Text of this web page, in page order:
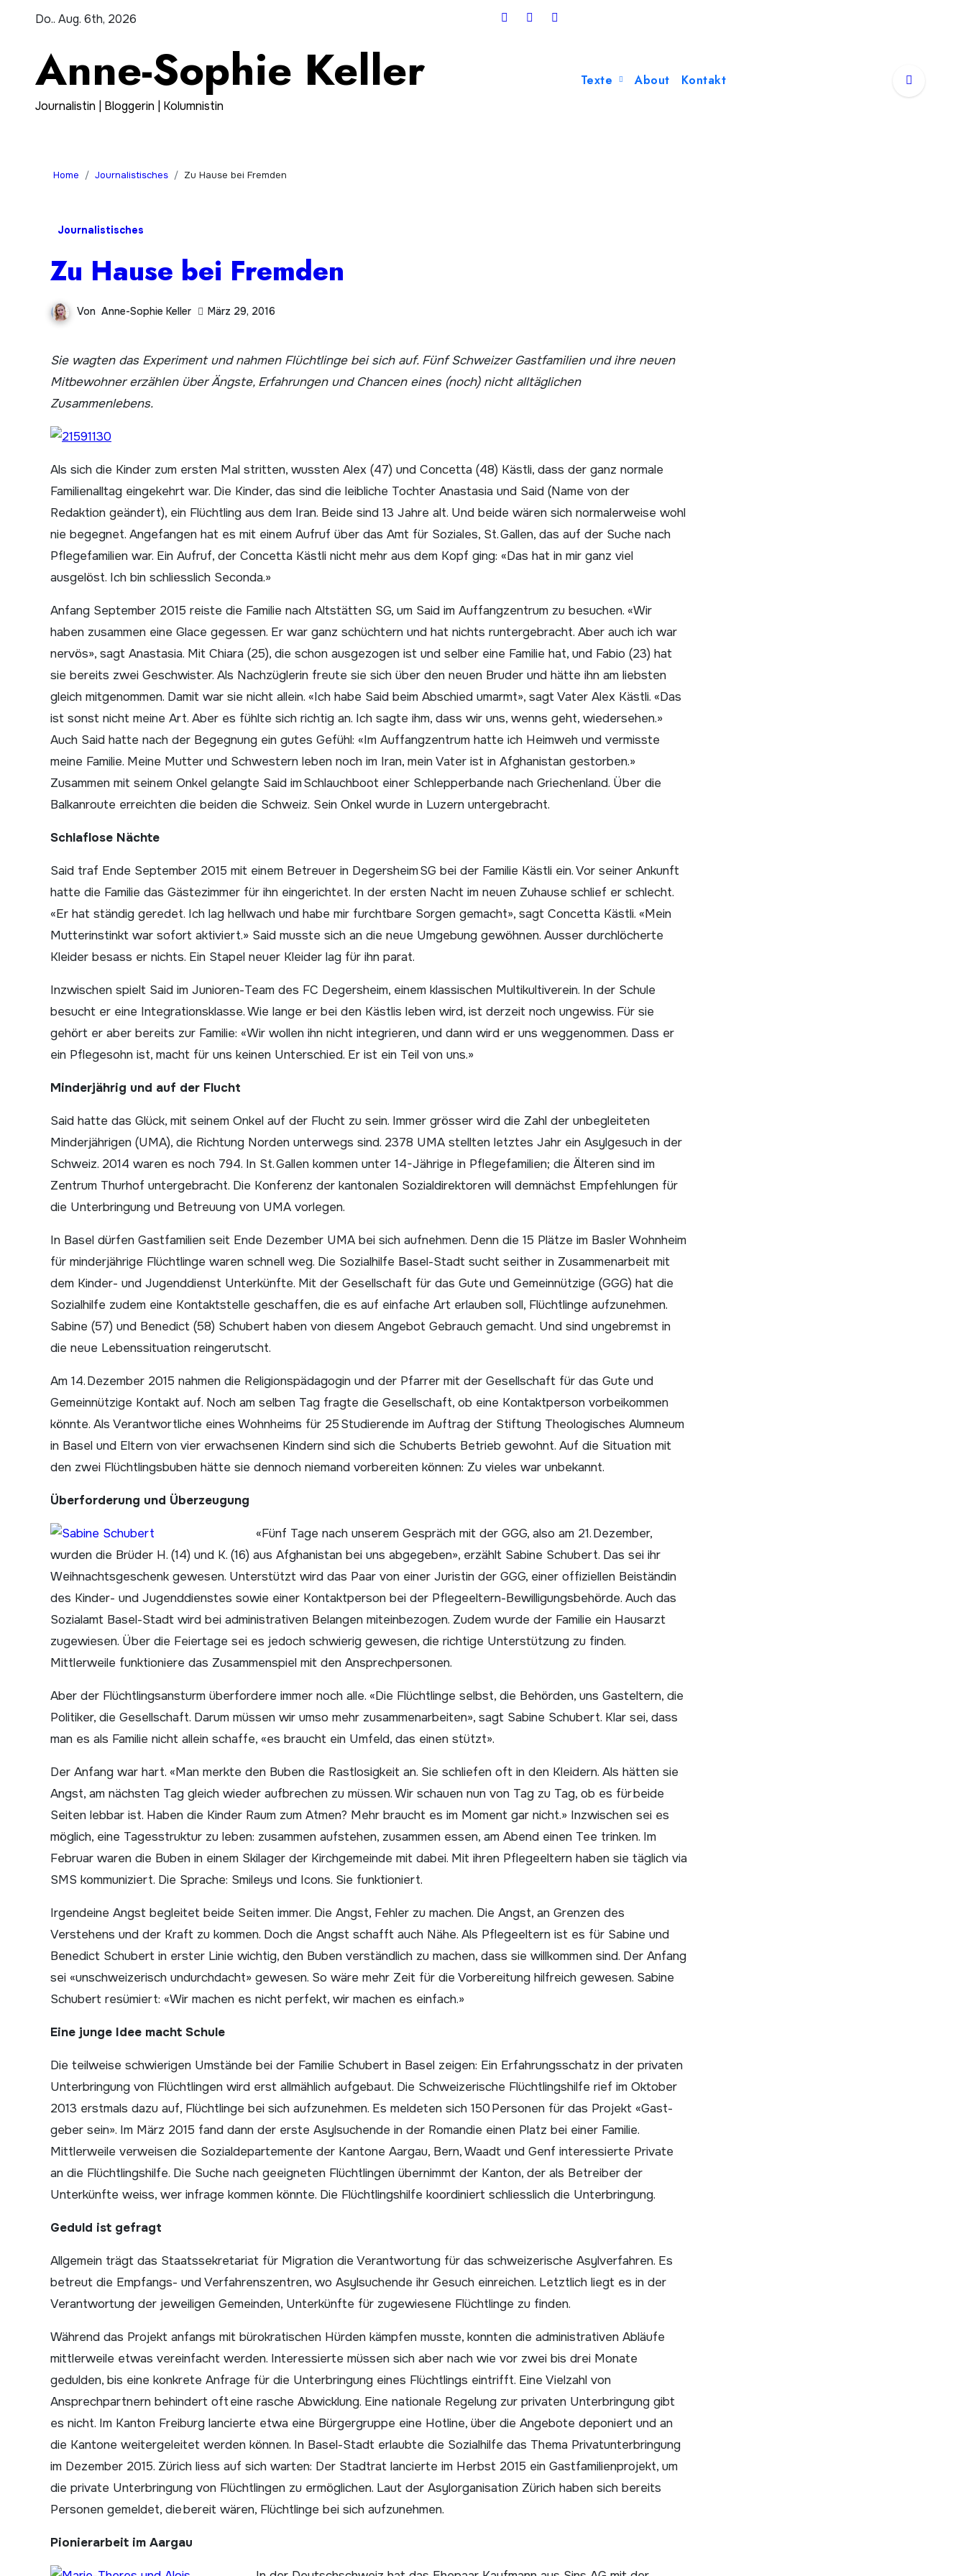
Do.. Aug. 6th, 2026
Anne-Sophie Keller
Journalistin | Bloggerin | Kolumnistin
Texte About Kontakt
Home Journalistisches Zu Hause bei Fremden
Journalistisches
Zu Hause bei Fremden
Von Anne-Sophie Keller März 29, 2016
Sie wagten das Experiment und nahmen Flüchtlinge bei sich auf. Fünf Schweizer Gastfamilien und ihre neuen
Mitbewohner erzählen über Ängste, Erfahrungen und Chancen eines (noch) nicht alltäglichen
Zusammenlebens.
Als sich die Kinder zum ersten Mal stritten, wussten Alex (47) und Concetta (48) Kästli, dass der ganz normale
Familienalltag eingekehrt war. Die Kinder, das sind die leibliche Tochter Anastasia und Said (Name von der
Redaktion geändert), ein Flüchtling aus dem Iran. Beide sind 13 Jahre alt. Und beide wären sich normalerweise wohl
nie begegnet. Angefangen hat es mit einem Aufruf über das Amt für Soziales, St. Gallen, das auf der Suche nach
Pflegefamilien war. Ein Aufruf, der Concetta Kästli nicht mehr aus dem Kopf ging: «Das hat in mir ganz viel
ausgelöst. Ich bin schliesslich Seconda.»
Anfang September 2015 reiste die Familie nach Altstätten SG, um Said im Auffangzentrum zu besuchen. «Wir
haben zusammen eine Glace gegessen. Er war ganz schüchtern und hat nichts runtergebracht. Aber auch ich war
nervös», sagt Anastasia. Mit Chiara (25), die schon ausgezogen ist und selber eine Familie hat, und Fabio (23) hat
sie bereits zwei Geschwister. Als Nachzüglerin freute sie sich über den neuen Bruder und hätte ihn am liebsten
gleich mitgenommen. Damit war sie nicht allein. «Ich habe Said beim Abschied umarmt», sagt Vater Alex Kästli. «Das
ist sonst nicht meine Art. Aber es fühlte sich richtig an. Ich sagte ihm, dass wir uns, wenns geht, wiedersehen.»
Auch Said hatte nach der Begegnung ein gutes Gefühl: «Im Auffangzentrum hatte ich Heimweh und vermisste
meine Familie. Meine Mutter und Schwestern leben noch im Iran, mein Vater ist in Afghanistan gestorben.»
Zusammen mit seinem Onkel gelangte Said im Schlauchboot einer Schlep­per­bande nach Griechenland. Über die
Balkanroute erreichten die beiden die Schweiz. Sein Onkel wurde in Luzern untergebracht.
Schlaflose Nächte
Said traf Ende September 2015 mit einem Betreuer in Degersheim SG bei der Familie Kästli ein. Vor seiner Ankunft
hatte die Familie das Gästezimmer für ihn eingerichtet. In der ersten Nacht im neuen Zuhause schlief er schlecht.
«Er hat ständig geredet. Ich lag hellwach und habe mir furchtbare Sorgen gemacht», sagt Concetta Kästli. «Mein
Mutterinstinkt war sofort aktiviert.» Said musste sich an die neue Umgebung gewöhnen. Ausser durchlöcherte
Kleider besass er nichts. Ein Stapel neuer Kleider lag für ihn parat.
Inzwischen spielt Said im Junioren-Team des FC Degersheim, einem klassischen Multikultiverein. In der Schule
besucht er eine Integrationsklasse. Wie lange er bei den Kästlis leben wird, ist derzeit noch ungewiss. Für sie
gehört er aber bereits zur Familie: «Wir wollen ihn nicht integrieren, und dann wird er uns weggenommen. Dass er
ein Pflegesohn ist, macht für uns keinen Unterschied. Er ist ein Teil von uns.»
Minderjährig und auf der Flucht
Said hatte das Glück, mit seinem Onkel auf der Flucht zu sein. Immer grösser wird die Zahl der unbegleiteten
Minderjährigen (UMA), die Richtung Norden unterwegs sind. 2378 UMA stellten letztes Jahr ein Asylgesuch in der
Schweiz. 2014 waren es noch 794. In St. Gallen kommen unter 14-Jäh­rige in Pflegefamilien; die Älteren sind im
Zentrum Thurhof untergebracht. Die Konferenz der kantonalen Sozialdirektoren will demnächst Empfehlungen für
die Unterbringung und Betreuung von UMA vorlegen.
In Basel dürfen Gastfamilien seit Ende Dezember UMA bei sich aufnehmen. Denn die 15 Plätze im Basler Wohnheim
für minderjährige Flüchtlinge waren schnell weg. Die Sozialhilfe Basel-Stadt sucht seither in Zusammenarbeit mit
dem Kinder- und Jugenddienst Unterkünfte. Mit der Gesellschaft für das Gute und Gemeinnützige (GGG) hat die
Sozialhilfe zudem eine Kontaktstelle geschaffen, die es auf einfache Art erlauben soll, Flüchtlinge aufzunehmen.
Sabine (57) und Benedict (58) Schubert haben von diesem Angebot Gebrauch gemacht. Und sind ungebremst in
die neue Lebenssituation reingerutscht.
Am 14. Dezember 2015 nahmen die Religionspädagogin und der Pfarrer mit der Gesellschaft für das Gute und
Gemeinnützige Kontakt auf. Noch am selben Tag fragte die Gesellschaft, ob eine Kontaktperson vorbeikommen
könnte. Als Verantwortliche eines Wohnheims für 25 Studierende im Auftrag der ­Stiftung Theologisches Alumneum
in ­Basel und Eltern von vier erwachsenen Kindern sind sich die Schuberts Betrieb gewohnt. Auf die Situation mit
den zwei Flüchtlingsbuben hätte sie dennoch niemand vorbereiten können: Zu vieles war unbekannt.
Überforderung und Überzeugung
«Fünf Tage nach unserem Gespräch mit der GGG, also am 21. Dezember,
wurden die Brüder H. (14) und K. (16) aus Afghanistan bei uns abgegeben», erzählt Sabine Schubert. Das sei ihr
Weihnachtsgeschenk gewesen. Unterstützt wird das Paar von einer Juristin der GGG, einer offiziellen Beiständin
des Kinder- und Jugenddienstes sowie einer Kontaktperson bei der Pflegeeltern-Bewilligungsbehörde. Auch das
Sozialamt Basel-Stadt wird bei administrativen Belangen miteinbezogen. Zudem wurde der Familie ein Hausarzt
zugewiesen. Über die Feiertage sei es jedoch schwierig gewesen, die richtige Unterstützung zu finden.
Mittlerweile funktioniere das Zusammenspiel mit den Ansprechpersonen.
Aber der Flüchtlingsansturm überfordere immer noch alle. «Die Flüchtlinge selbst, die Behörden, uns Gasteltern, die
Politiker, die Gesellschaft. Darum müssen wir umso mehr zusammenarbeiten», sagt Sabine Schubert. Klar sei, dass
man es als Familie nicht allein schaffe, «es braucht ein Umfeld, das einen stützt».
Der Anfang war hart. «Man merkte den Buben die Rastlosigkeit an. Sie schliefen oft in den Kleidern. Als hätten sie
Angst, am nächsten Tag gleich wieder aufbrechen zu müssen. Wir schauen nun von Tag zu Tag, ob es für beide
Seiten lebbar ist. Haben die Kinder Raum zum Atmen? Mehr braucht es im Moment gar nicht.» Inzwischen sei es
möglich, eine Tagesstruktur zu leben: zusammen aufstehen, zusammen essen, am Abend einen Tee trinken. Im
Februar waren die Buben in einem Skilager der Kirchgemeinde mit dabei. Mit ihren Pflegeeltern haben sie täglich via
SMS kommuniziert. Die Sprache: Smileys und Icons. Sie funktioniert.
Irgendeine Angst begleitet beide Seiten immer. Die Angst, Fehler zu machen. Die Angst, an Grenzen des
Verstehens und der Kraft zu kommen. Doch die Angst schafft auch Nähe. Als Pflegeeltern ist es für Sabine und
Benedict Schubert in erster Linie wichtig, den Buben verständlich zu machen, dass sie willkommen sind. Der Anfang
sei «unschweizerisch undurchdacht» gewesen. So wäre mehr Zeit für die Vorbereitung hilfreich gewesen. Sabine
Schubert resümiert: «Wir machen es nicht perfekt, wir machen es einfach.»
Eine junge Idee macht Schule
Die teilweise schwierigen Umstände bei der Familie Schubert in Basel zeigen: Ein Erfahrungsschatz in der privaten
Unterbringung von Flüchtlingen wird erst allmählich aufgebaut. Die Schweizerische Flüchtlingshilfe rief im Oktober
2013 erstmals dazu auf, Flüchtlinge bei sich aufzuneh­men. Es meldeten sich 150 Personen für das Projekt «Gast­
geber sein». Im März 2015 fand dann der erste Asylsuchende in der Romandie einen Platz bei einer Familie.
Mittlerweile verweisen die Sozialdepartemente der Kantone Aargau, Bern, Waadt und Genf interessierte Private
an die Flüchtlingshilfe. Die Suche nach geeigneten Flüchtlingen übernimmt der Kanton, der als Betreiber der
Unterkünfte weiss, wer infrage kommen könnte. Die Flüchtlingshilfe koordiniert schliesslich die Unterbringung.
Geduld ist gefragt
Allgemein trägt das Staatssekretariat für Migration die Verantwortung für das schweizerische Asylverfahren. Es
betreut die Empfangs- und Verfahrenszentren, wo Asylsuchende ihr Gesuch einreichen. Letztlich liegt es in der
Verantwortung der jeweiligen Gemeinden, Unterkünfte für zugewiesene Flüchtlinge zu finden.
Während das Projekt anfangs mit bürokratischen Hürden kämpfen musste, konnten die administrativen Abläufe
mittlerweile etwas vereinfacht werden. Interessierte müssen sich aber nach wie vor zwei bis drei Monate
gedulden, bis eine konkrete Anfrage für die Unterbringung eines Flüchtlings eintrifft. Eine Vielzahl von
Ansprechpartnern behindert oft eine rasche Abwicklung. Eine nationale Regelung zur privaten Unterbringung gibt
es nicht. Im Kanton Freiburg lancierte etwa eine Bürgergruppe eine Hotline, über die Angebote deponiert und an
die Kantone weitergeleitet werden können. In Basel-Stadt erlaubte die Sozialhilfe das Thema Privatunterbringung
im Dezember 2015. Zürich liess auf sich warten: Der Stadtrat lancierte im Herbst 2015 ein Gastfamilienprojekt, um
die private Unterbringung von Flüchtlingen zu ermöglichen. Laut der Asylorganisation Zürich haben sich bereits
Personen gemeldet, die bereit wären, Flüchtlinge bei sich ­aufzunehmen.
Pionierarbeit im Aargau